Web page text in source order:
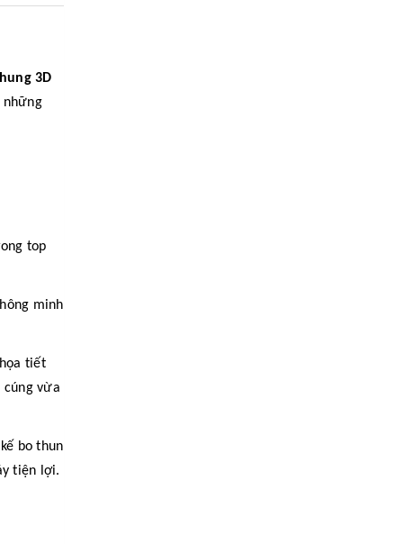
3D
những
top
minh
tiết
cúng vừa
bo thun
tiện lợi.